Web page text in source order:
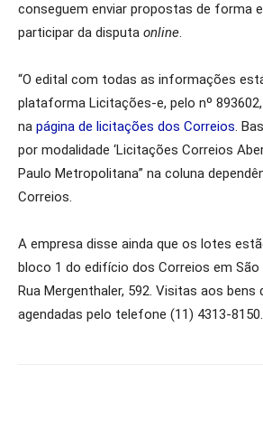
conseguem enviar propostas de forma
participar da disputa online.
“O edital com todas as informações
plataforma Licitações-e, pelo nº
na página de licitações dos Correios.
por modalidade ‘Licitações Correios
Paulo Metropolitana” na coluna
Correios.
A empresa disse ainda que os lotes
bloco 1 do edifício dos Correios em São
Rua Mergenthaler, 592. Visitas aos bens
agendadas pelo telefone (11) 4313-8150.